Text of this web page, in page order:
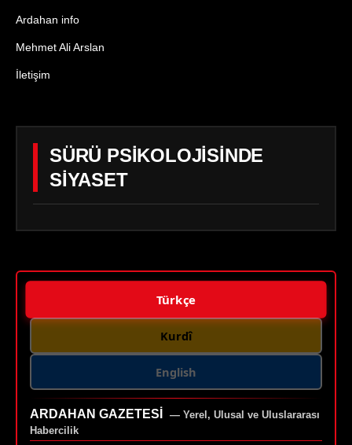
Ardahan info
Mehmet Ali Arslan
İletişim
SÜRÜ PSİKOLOJİSİNDE
SİYASET
Türkçe
Kurdî
English
ARDAHAN GAZETESI
— Yerel, Ulusal ve Uluslararası
Habercilik